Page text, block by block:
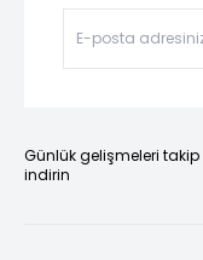
Günlük gelişmeleri
indirin